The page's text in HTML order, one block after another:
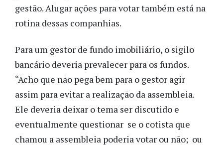
gestão. Alugar ações para votar também está na
rotina dessas companhias.
Para um gestor de fundo imobiliário, o sigilo
bancário deveria prevalecer para os fundos.
“Acho que não pega bem para o gestor agir
assim para evitar a realização da assembleia.
Ele deveria deixar o tema ser discutido e
eventualmente questionar se o cotista que
chamou a assembleia poderia votar ou não; ou